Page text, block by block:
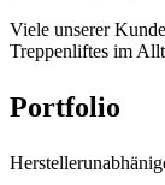
Viele unserer
Treppenliftes im
Portfolio